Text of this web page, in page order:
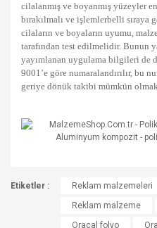
cilalanmış ve boyanmış yüzeyler
bırakılmalı ve işlemlerbelli sıraya
cilaların ve boyaların uyumu,
tarafından test edilmelidir. Bunun
yayımlanan uygulama bilgileri de
9001’e göre numaralandırılır, bu
geriye dönük takibi mümkün
konularda yetersiz
kullanarak tarafımıza
Etiketler : Reklam malzemeleri
Reklam malzeme
Oracal folyo